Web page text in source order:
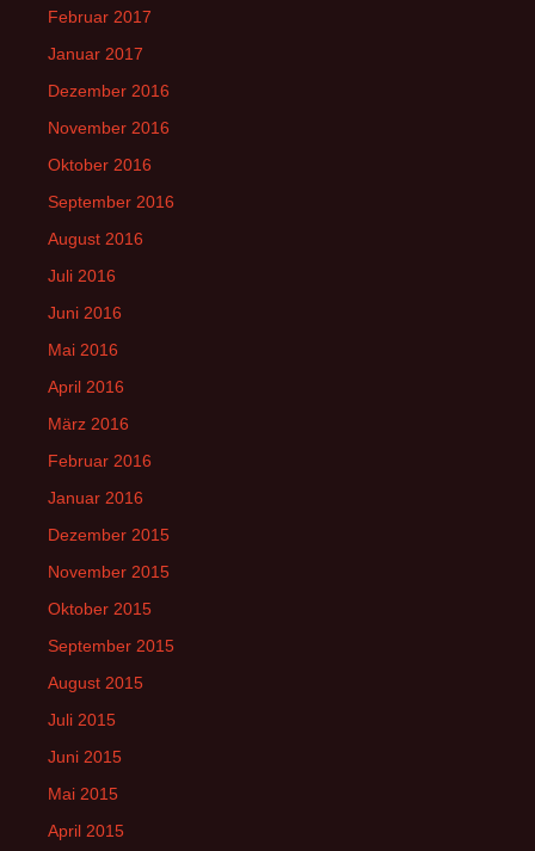
Februar 2017
Januar 2017
Dezember 2016
November 2016
Oktober 2016
September 2016
August 2016
Juli 2016
Juni 2016
Mai 2016
April 2016
März 2016
Februar 2016
Januar 2016
Dezember 2015
November 2015
Oktober 2015
September 2015
August 2015
Juli 2015
Juni 2015
Mai 2015
April 2015